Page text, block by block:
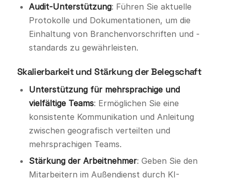
Audit-Unterstützung: Führen Sie aktuelle
Protokolle und Dokumentationen, um die
Einhaltung von Branchenvorschriften und -
standards zu gewährleisten.
Skalierbarkeit und Stärkung der Belegschaft
Unterstützung für mehrsprachige und
vielfältige Teams: Ermöglichen Sie eine
konsistente Kommunikation und Anleitung
zwischen geografisch verteilten und
mehrsprachigen Teams.
Stärkung der Arbeitnehmer: Geben Sie den
Mitarbeitern im Außendienst durch KI-